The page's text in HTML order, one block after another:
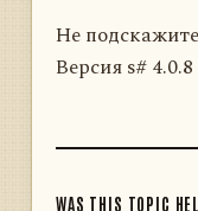
   в
t()</
добавлен.
Не
Версия s# 4.0.8
WAS THIS TOPIC